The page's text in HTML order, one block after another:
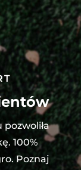
pozwoliła
100%
Poznaj